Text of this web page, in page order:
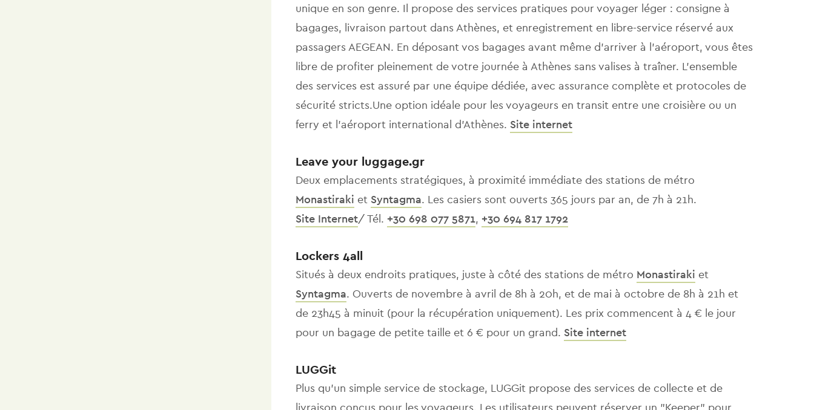
unique en son genre. Il propose des services pratiques pour voyager léger : consigne à
bagages, livraison partout dans Athènes, et enregistrement en libre-service réservé aux
passagers AEGEAN. En déposant vos bagages avant même d’arriver à l’aéroport, vous êtes
libre de profiter pleinement de votre journée à Athènes sans valises à traîner. L’ensemble
des services est assuré par une équipe dédiée, avec assurance complète et protocoles de
sécurité stricts.Une option idéale pour les voyageurs en transit entre une croisière ou un
ferry et l’aéroport international d’Athènes. Site internet
Leave your luggage.gr
Deux emplacements stratégiques, à proximité immédiate des stations de métro
Monastiraki et Syntagma. Les casiers sont ouverts 365 jours par an, de 7h à 21h.
Site Internet/ Tél. +30 698 077 5871, +30 694 817 1792
Lockers 4all
Situés à deux endroits pratiques, juste à côté des stations de métro Monastiraki et
Syntagma. Ouverts de novembre à avril de 8h à 20h, et de mai à octobre de 8h à 21h et
de 23h45 à minuit (pour la récupération uniquement). Les prix commencent à 4 € le jour
pour un bagage de petite taille et 6 € pour un grand. Site internet
LUGGit
Plus qu'un simple service de stockage, LUGGit propose des services de collecte et de
livraison conçus pour les voyageurs. Les utilisateurs peuvent réserver un "Keeper" pour